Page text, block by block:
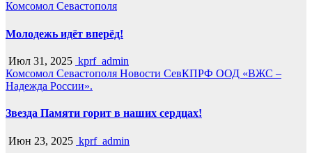
Комсомол Севастополя
Молодежь идёт вперёд!
Июл 31, 2025 kprf_admin
Комсомол Севастополя Новости СевКПРФ ООД «ВЖС –
Надежда России».
Звезда Памяти горит в наших сердцах!
Июн 23, 2025 kprf_admin